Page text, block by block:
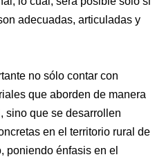
adecuadas, articuladas y
no sólo contar con
que aborden de manera
sino que se desarrollen
en el territorio rural de
poniendo énfasis en el